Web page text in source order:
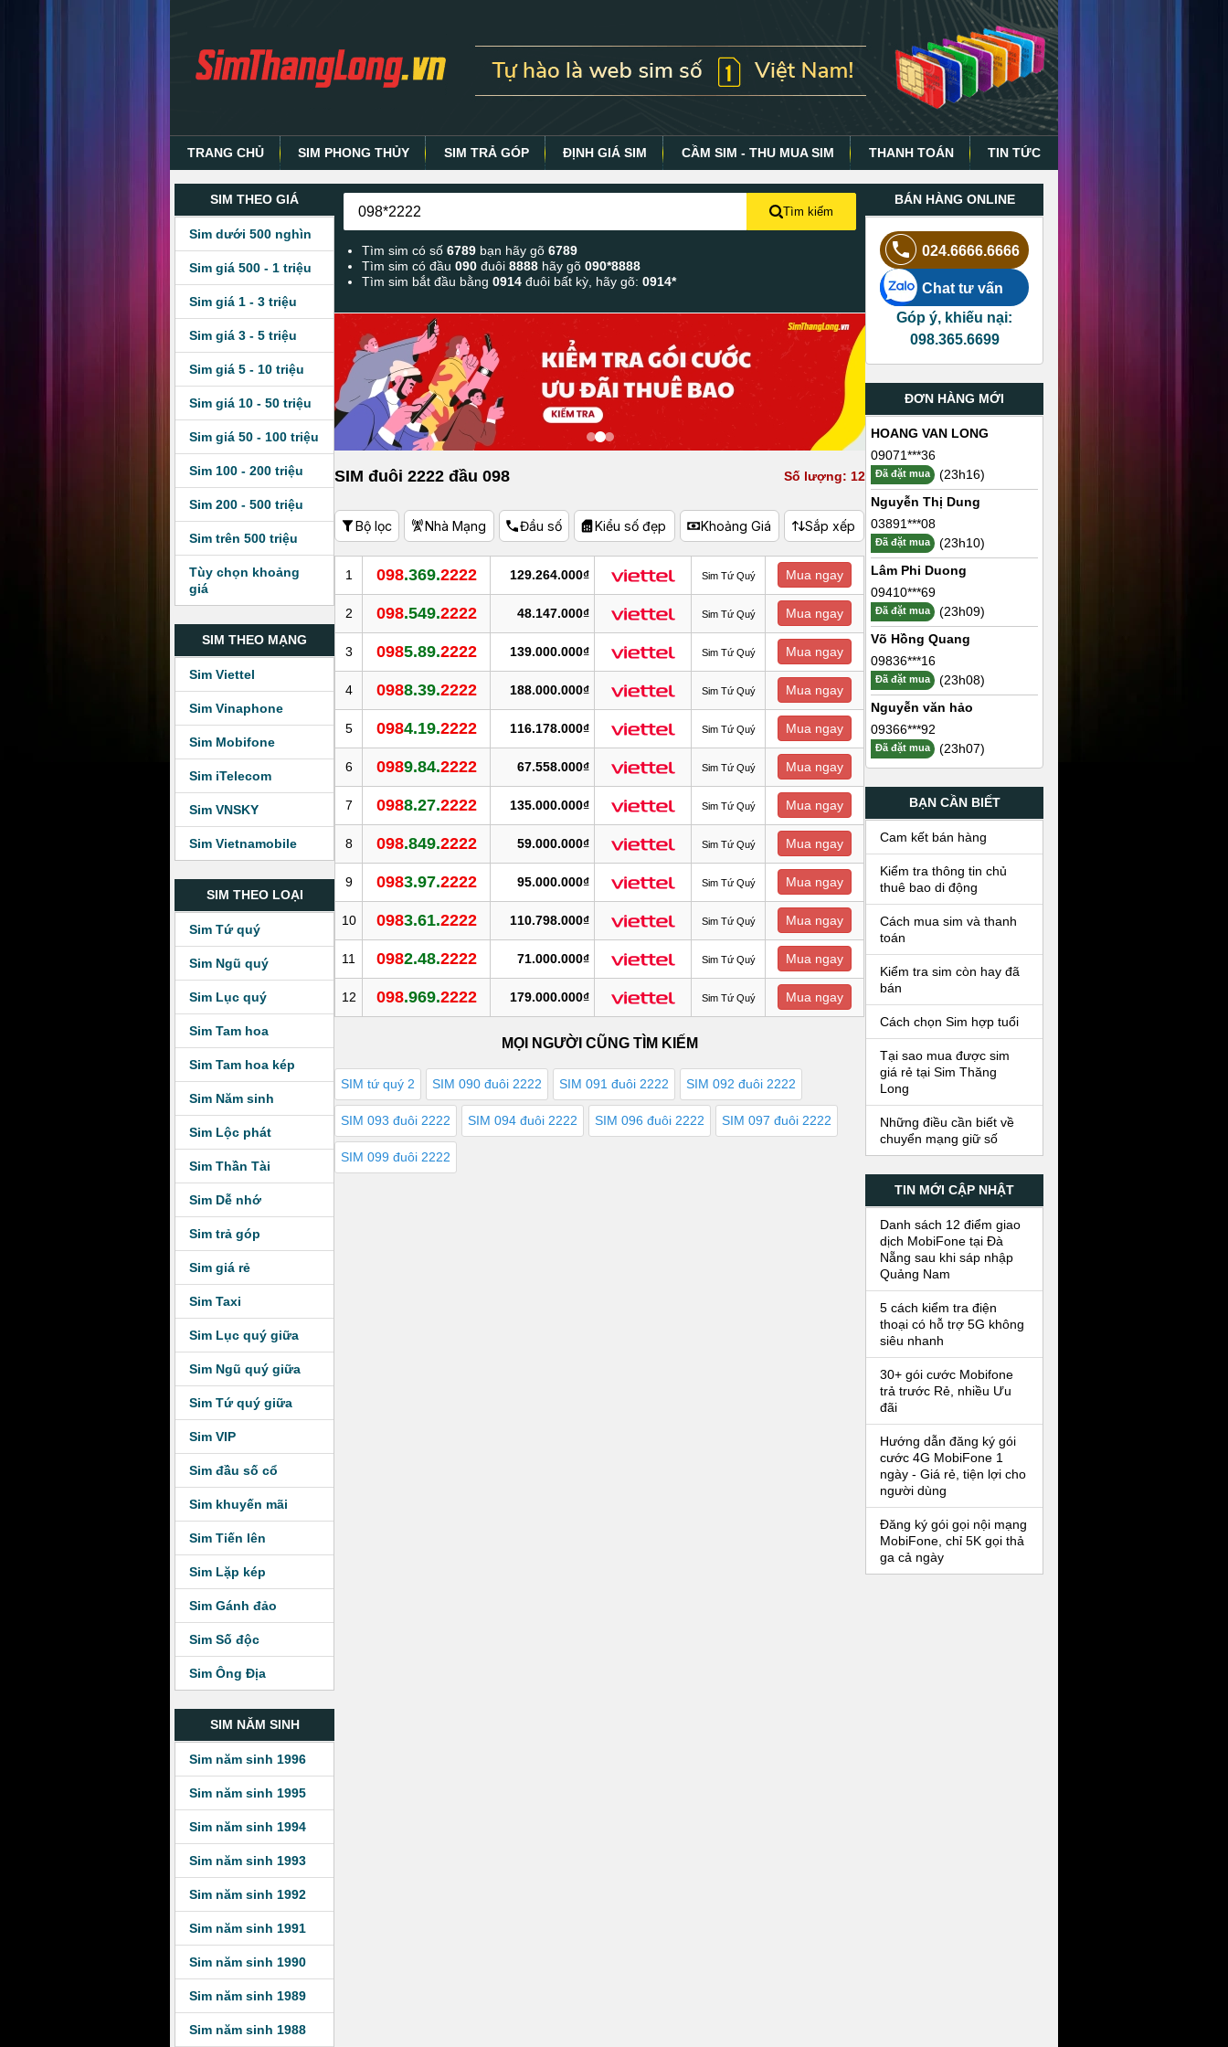
TRANG CHỦ SIM PHONG THỦY SIM TRẢ GÓP ĐỊNH GIÁ SIM CẦM SIM - THU MUA SIM THANH TOÁN TIN TỨC
SIM THEO GIÁ
Sim dưới 500 nghìn
Sim giá 500 - 1 triệu
Sim giá 1 - 3 triệu
Sim giá 3 - 5 triệu
Sim giá 5 - 10 triệu
Sim giá 10 - 50 triệu
Sim giá 50 - 100 triệu
Sim 100 - 200 triệu
Sim 200 - 500 triệu
Sim trên 500 triệu
Tùy chọn khoảng
giá
SIM THEO MẠNG
Sim Viettel
Sim Vinaphone
Sim Mobifone
Sim iTelecom
Sim VNSKY
Sim Vietnamobile
SIM THEO LOẠI
Sim Tứ quý
Sim Ngũ quý
Sim Lục quý
Sim Tam hoa
Sim Tam hoa kép
Sim Năm sinh
Sim Lộc phát
Sim Thần Tài
Sim Dễ nhớ
Sim trả góp
Sim giá rẻ
Sim Taxi
Sim Lục quý giữa
Sim Ngũ quý giữa
Sim Tứ quý giữa
Sim VIP
Sim đầu số cổ
Sim khuyến mãi
Sim Tiến lên
Sim Lặp kép
Sim Gánh đảo
Sim Số độc
Sim Ông Địa
SIM NĂM SINH
Sim năm sinh 1996
Sim năm sinh 1995
Sim năm sinh 1994
Sim năm sinh 1993
Sim năm sinh 1992
Sim năm sinh 1991
Sim năm sinh 1990
Sim năm sinh 1989
Sim năm sinh 1988
Tìm kiếm
Tìm sim có số6789 bạn hãy gõ6789
Tìm sim có đầu090đuôi8888 hãy gõ090*8888
Tìm sim bắt đầu bằng0914 đuôi bất kỳ, hãy gõ:0914*
SIM đuôi 2222 đầu 098 Số lượng: 12
Bộ lọc Nhà Mạng Đầu số Kiểu số đẹp Khoảng Giá Sắp xếp
1 098.369.2222 129.264.000₫ Sim Tứ Quý Mua ngay
2 098.549.2222 48.147.000₫ Sim Tứ Quý Mua ngay
3 0985.89.2222 139.000.000₫ Sim Tứ Quý Mua ngay
4 0988.39.2222 188.000.000₫ Sim Tứ Quý Mua ngay
5 0984.19.2222 116.178.000₫ Sim Tứ Quý Mua ngay
6 0989.84.2222 67.558.000₫ Sim Tứ Quý Mua ngay
7 0988.27.2222 135.000.000₫ Sim Tứ Quý Mua ngay
8 098.849.2222 59.000.000₫ Sim Tứ Quý Mua ngay
9 0983.97.2222 95.000.000₫ Sim Tứ Quý Mua ngay
10 0983.61.2222 110.798.000₫ Sim Tứ Quý Mua ngay
11 0982.48.2222 71.000.000₫ Sim Tứ Quý Mua ngay
12 098.969.2222 179.000.000₫ Sim Tứ Quý Mua ngay
MỌI NGƯỜI CŨNG TÌM KIẾM
SIM tứ quý 2 SIM 090 đuôi 2222 SIM 091 đuôi 2222 SIM 092 đuôi 2222
SIM 093 đuôi 2222 SIM 094 đuôi 2222 SIM 096 đuôi 2222 SIM 097 đuôi 2222
SIM 099 đuôi 2222
BÁN HÀNG ONLINE
024.6666.6666
Chat tư vấn
Góp ý, khiếu nại:
098.365.6699
ĐƠN HÀNG MỚI
HOANG VAN LONG
09071***36
Đã đặt mua
(23h16)
Nguyễn Thị Dung
03891***08
Đã đặt mua
(23h10)
Lâm Phi Duong
09410***69
Đã đặt mua
(23h09)
Võ Hồng Quang
09836***16
Đã đặt mua
(23h08)
Nguyễn văn hảo
09366***92
Đã đặt mua (23h07)
BẠN CẦN BIẾT
Cam kết bán hàng
Kiểm tra thông tin chủ
thuê bao di động
Cách mua sim và thanh
toán
Kiểm tra sim còn hay đã
bán
Cách chọn Sim hợp tuổi
Tại sao mua được sim
giá rẻ tại Sim Thăng
Long
Những điều cần biết về
chuyển mạng giữ số
TIN MỚI CẬP NHẬT
Danh sách 12 điểm giao
dịch MobiFone tại Đà
Nẵng sau khi sáp nhập
Quảng Nam
5 cách kiểm tra điện
thoại có hỗ trợ 5G không
siêu nhanh
30+ gói cước Mobifone
trả trước Rẻ, nhiều Ưu
đãi
Hướng dẫn đăng ký gói
cước 4G MobiFone 1
ngày - Giá rẻ, tiện lợi cho
người dùng
Đăng ký gói gọi nội mạng
MobiFone, chỉ 5K gọi thả
ga cả ngày